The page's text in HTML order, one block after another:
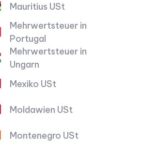
Mauritius USt
Mehrwertsteuer in
Portugal
Mehrwertsteuer in
Ungarn
Mexiko USt
Moldawien USt
Montenegro USt